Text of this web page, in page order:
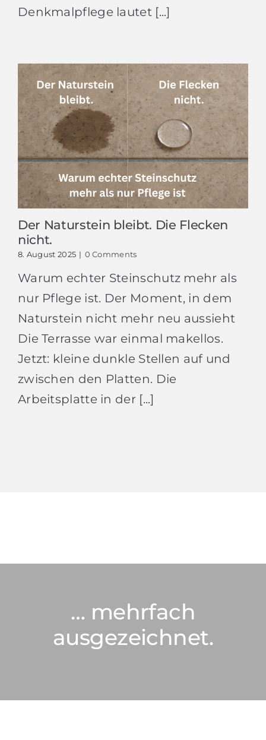
Denkmalpflege lautet [...]
Der Naturstein bleibt. Die Flecken
nicht.
8. August 2025 | 0 Comments
Warum echter Steinschutz mehr als
nur Pflege ist. Der Moment, in dem
Naturstein nicht mehr neu aussieht
Die Terrasse war einmal makellos.
Jetzt: kleine dunkle Stellen auf und
zwischen den Platten. Die
Arbeitsplatte in der [...]
… mehrfach
ausgezeichnet.